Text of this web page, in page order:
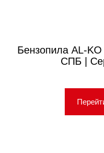
Бензопила AL-
СПБ |